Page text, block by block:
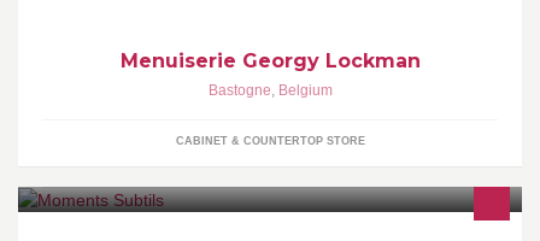
Menuiserie Georgy Lockman
Bastogne, Belgium
CABINET & COUNTERTOP STORE